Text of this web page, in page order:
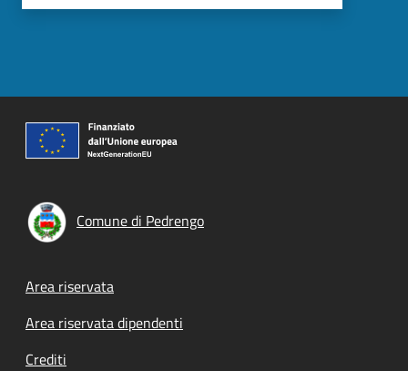
Comune di Pedrengo
Footer menu
Area riservata
Area riservata dipendenti
Crediti